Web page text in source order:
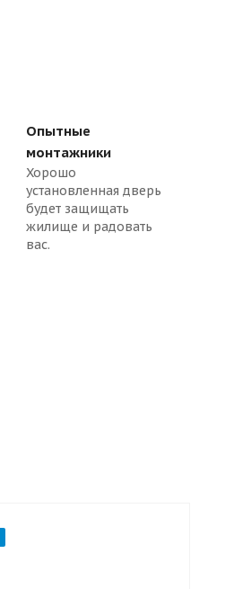
Опытные
монтажники
Хорошо
установленная дверь
будет защищать
жилище и радовать
вас.